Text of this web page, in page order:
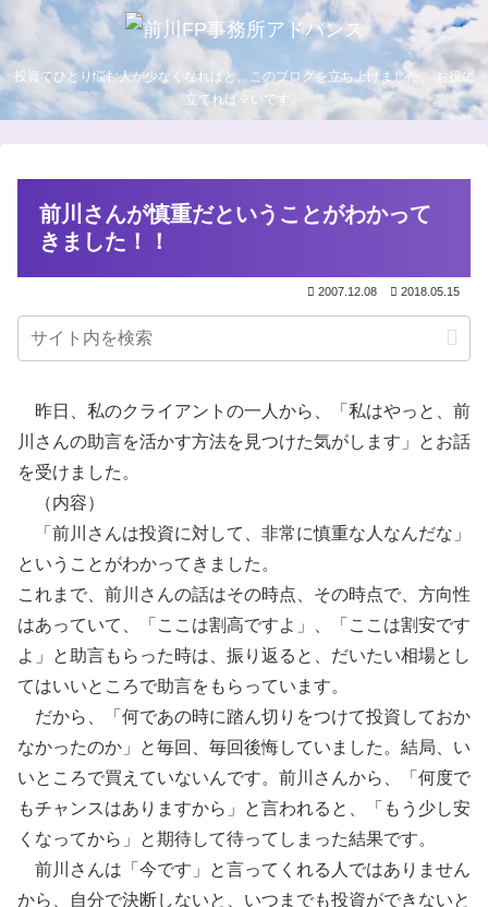
投資でひとり悩む人が少なくなればと、このブログを立ち上げました。 お役に
立てれば幸いです。
前川さんが慎重だということがわかって
きました！！
2007.12.08 2018.05.15
昨日、私のクライアントの一人から、「私はやっと、前
川さんの助言を活かす方法を見つけた気がします」とお話
を受けました。
（内容）
「前川さんは投資に対して、非常に慎重な人なんだな」
ということがわかってきました。
これまで、前川さんの話はその時点、その時点で、方向性
はあっていて、「ここは割高ですよ」、「ここは割安です
よ」と助言もらった時は、振り返ると、だいたい相場とし
てはいいところで助言をもらっています。
だから、「何であの時に踏ん切りをつけて投資しておか
なかったのか」と毎回、毎回後悔していました。結局、い
いところで買えていないんです。前川さんから、「何度で
もチャンスはありますから」と言われると、「もう少し安
くなってから」と期待して待ってしまった結果です。
前川さんは「今です」と言ってくれる人ではありません
から、自分で決断しないと、いつまでも投資ができないと